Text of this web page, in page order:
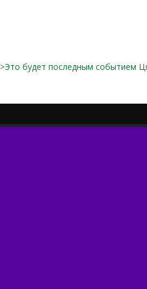
>Это будет последным событием